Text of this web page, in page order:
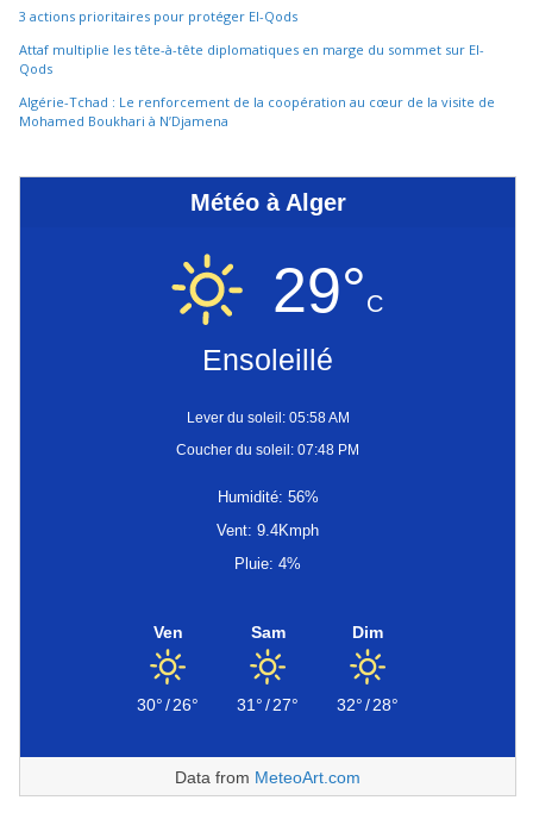
3 actions prioritaires pour protéger El-Qods
Attaf multiplie les tête-à-tête diplomatiques en marge du sommet sur El-
Qods
Algérie-Tchad : Le renforcement de la coopération au cœur de la visite de
Mohamed Boukhari à N’Djamena
Météo à Alger
29°C
Ensoleillé
Lever du soleil: 05:58 AM
Coucher du soleil: 07:48 PM
Humidité: 56%
Vent: 9.4Kmph
Pluie: 4%
Ven
30°/26°
Sam
31°/27°
Dim
32°/28°
Data from MeteoArt.com